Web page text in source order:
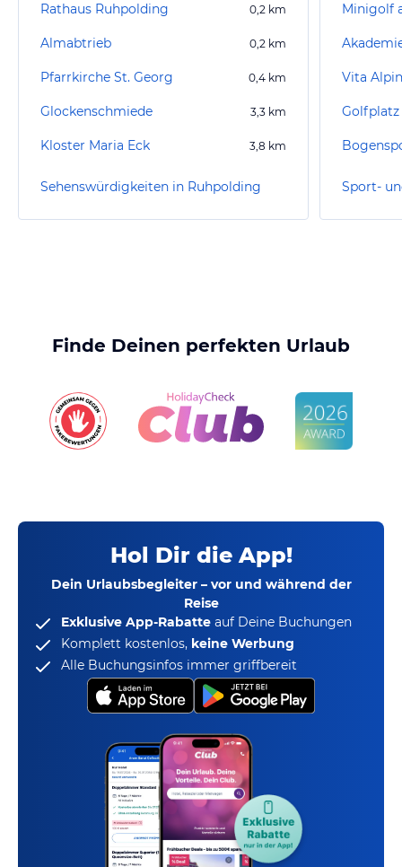
Rathaus Ruhpolding 0,2 km
Almabtrieb 0,2 km
Pfarrkirche St. Georg 0,4 km
Glockenschmiede 3,3 km
Kloster Maria Eck 3,8 km
Sehenswürdigkeiten in Ruhpolding
Minigolf
Finde Deinen perfekten Urlaub
Hol Dir die App!
Dein Urlaubsbegleiter – vor und während der
Reise
Exklusive App-Rabatte auf Deine Buchungen
Komplett kostenlos, keine Werbung
Alle Buchungsinfos immer griffbereit